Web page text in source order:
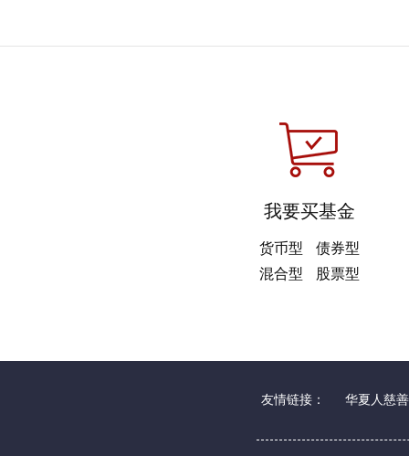
我要买基金
货币型
债券型
混合型
股票型
友情链接： 华夏人慈